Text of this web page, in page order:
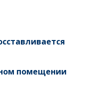
помещении